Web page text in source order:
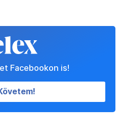
Facebookon is!